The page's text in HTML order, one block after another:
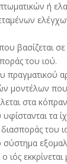
ή
βασίζεται
του ιού.
που
στα
τα
του
ιός